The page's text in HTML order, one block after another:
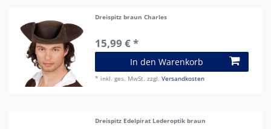
Dreispitz braun Charles
15,99 € *
In den Warenkorb
* inkl. ges. MwSt. zzgl.Versandkosten
Dreispitz Edelpirat Lederoptik braun